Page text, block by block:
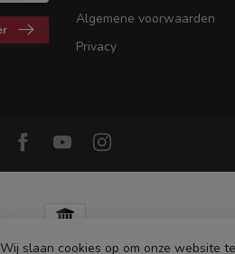
Algemene voorwaarden
Privacy
Wij slaan cookies op om onze website